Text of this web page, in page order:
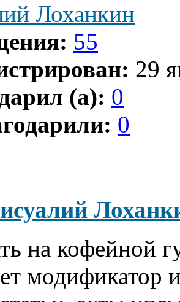
Лоханкин
55
29
(а): 0
0
на кофейной